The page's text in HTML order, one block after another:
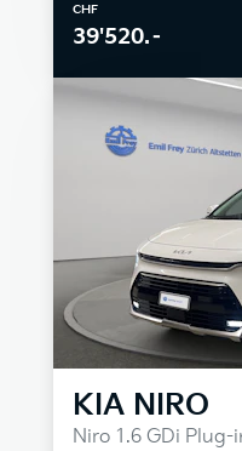
CHF
39'520.–
KIA NIRO
Niro 1.6 GDi